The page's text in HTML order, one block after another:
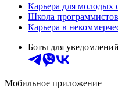
Карьера для молодых
Школа программистов
Карьера в
Боты для уведомлений
Мобильное приложение